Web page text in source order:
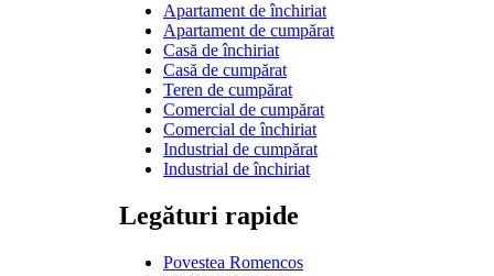
Apartament de închiriat
Apartament de cumpărat
Casă de închiriat
Casă de cumpărat
Teren de cumpărat
Comercial de cumpărat
Comercial de închiriat
Industrial de cumpărat
Industrial de închiriat
Legături rapide
Povestea Romencos